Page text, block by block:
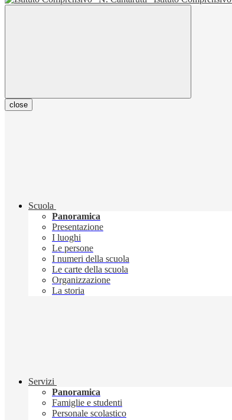
close
Scuola
Panoramica
Presentazione
I luoghi
Le persone
I numeri della scuola
Le carte della scuola
Organizzazione
La storia
Servizi
Panoramica
Famiglie e studenti
Personale scolastico